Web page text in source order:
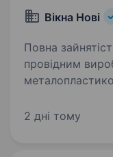
Вікна Нові
Повна зайнятість. Компанія «Вікна
провідним
лише з
2 дні тому